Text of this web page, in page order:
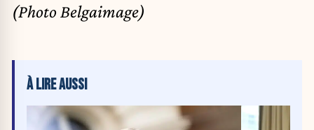
(Photo Belgaimage)
À LIRE AUSSI